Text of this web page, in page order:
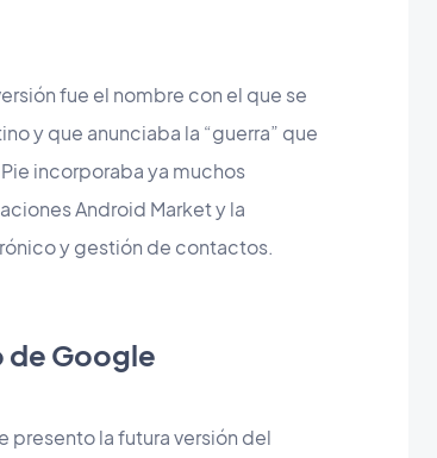
fue el nombre con el que se
y que anunciaba la “guerra” que
incorporaba ya muchos
Android Market y la
y gestión de contactos.
de Google
la futura versión del